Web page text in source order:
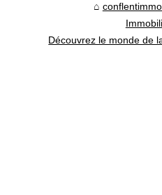
Découvrez le monde de